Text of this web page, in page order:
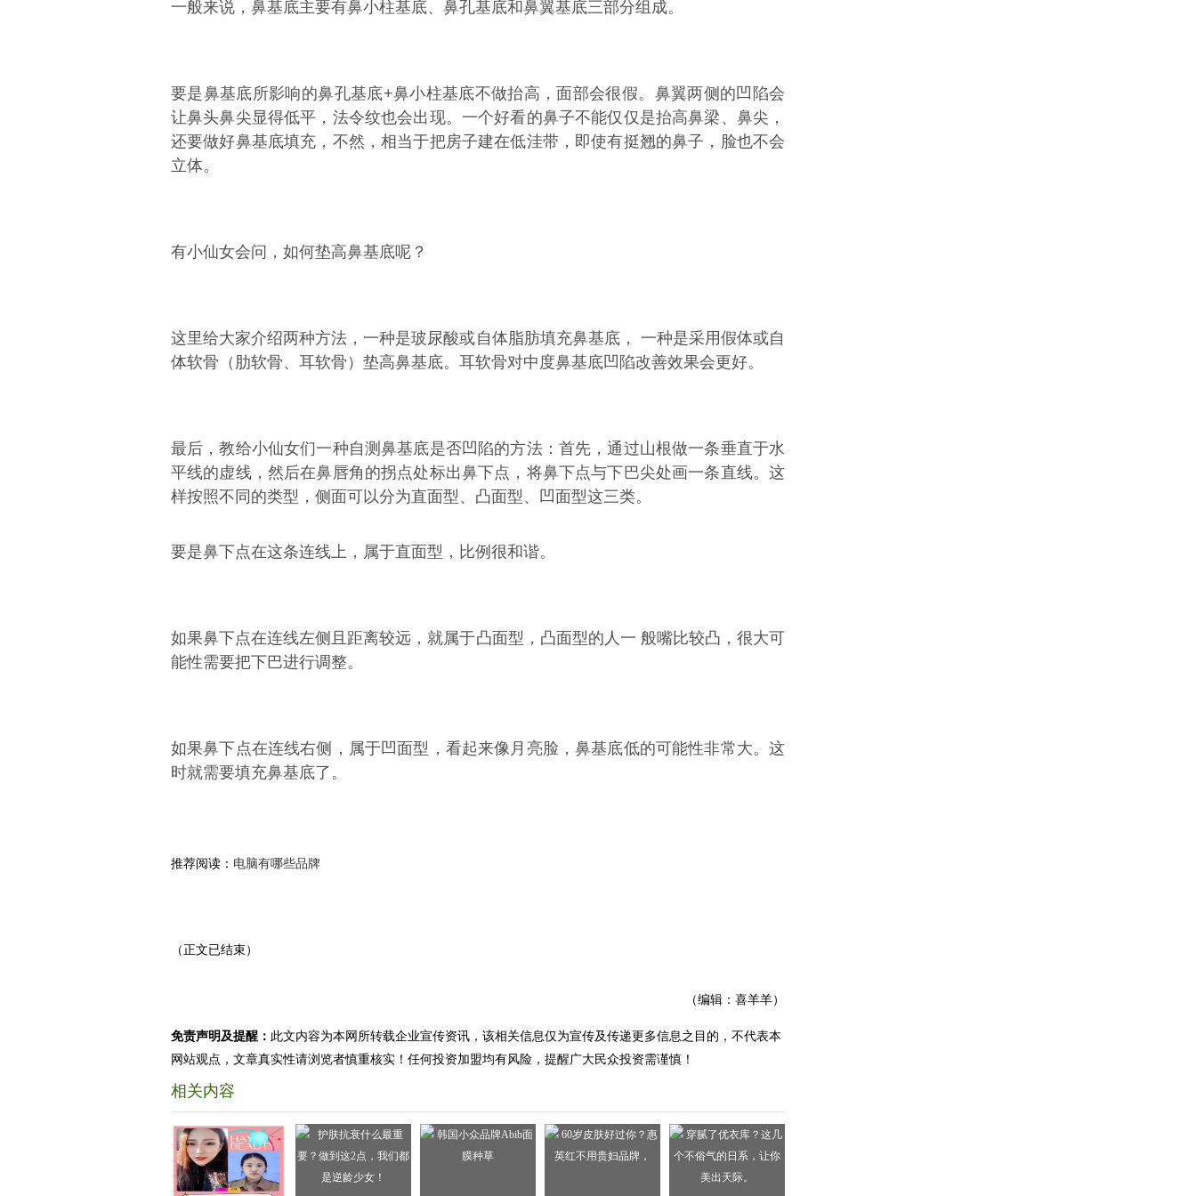
一般来说，鼻基底主要有鼻小柱基底、鼻孔基底和鼻翼基底三部分组成。
要是鼻基底所影响的鼻孔基底+鼻小柱基底不做抬高，面部会很假。鼻翼两侧的凹陷会
让鼻头鼻尖显得低平，法令纹也会出现。一个好看的鼻子不能仅仅是抬高鼻梁、鼻尖，
还要做好鼻基底填充，不然，相当于把房子建在低洼带，即使有挺翘的鼻子，脸也不会
立体。
有小仙女会问，如何垫高鼻基底呢？
这里给大家介绍两种方法，一种是玻尿酸或自体脂肪填充鼻基底， 一种是采用假体或自
体软骨（肋软骨、耳软骨）垫高鼻基底。耳软骨对中度鼻基底凹陷改善效果会更好。
最后，教给小仙女们一种自测鼻基底是否凹陷的方法：首先，通过山根做一条垂直于水
平线的虚线，然后在鼻唇角的拐点处标出鼻下点，将鼻下点与下巴尖处画一条直线。这
样按照不同的类型，侧面可以分为直面型、凸面型、凹面型这三类。
要是鼻下点在这条连线上，属于直面型，比例很和谐。
如果鼻下点在连线左侧且距离较远，就属于凸面型，凸面型的人一 般嘴比较凸，很大可
能性需要把下巴进行调整。
如果鼻下点在连线右侧，属于凹面型，看起来像月亮脸，鼻基底低的可能性非常大。这
时就需要填充鼻基底了。
推荐阅读： 电脑有哪些品牌
（正文已结束）
（编辑：喜羊羊）
免责声明及提醒： 此文内容为本网所转载企业宣传资讯，该相关信息仅为宣传及传递更多信息之目的，不代表本
网站观点，文章真实性请浏览者慎重核实！任何投资加盟均有风险，提醒广大民众投资需谨慎！
相关内容